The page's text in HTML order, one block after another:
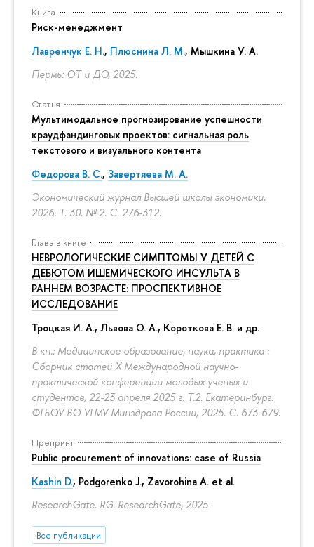
Книга
Риск-менеджмент
Лавренчук Е. Н., Плюснина Л. М., Мышкина У. А.
Пермь: ОТ и ДО, 2025.
Статья
Мультимодальное прогнозирование успешности
краудфандинговых проектов: сигнальная роль
текстового и визуального контента
Федорова В. С., Завертяева М. А.
Экономический журнал Высшей школы экономики.
2026. Т. 30. № 2. С. 276-312.
Глава в книге
НЕВРОЛОГИЧЕСКИЕ СИМПТОМЫ У ДЕТЕЙ С
ДЕБЮТОМ ИШЕМИЧЕСКОГО ИНСУЛЬТА В
РАННЕМ ВОЗРАСТЕ: ПРОСПЕКТИВНОЕ
ИССЛЕДОВАНИЕ
Троцкая И. А., Львова О. А., Короткова Е. В. и др.
В кн.: Медицинское образование, наука, практика :
Сборник статей X Международной научно-
практической конференции молодых ученых и
студентов, 22-23 апреля 2025 г. Т.2. Екатеринбург:
ФГБОУ ВО УГМУ Минздрава России, 2025. С. 673-679.
Препринт
Public procurement of innovations: case of Russia
Kashin D., Podgorenko J., Zavorohina A. et al.
ResearchGate. RG. ResearchGate, 2025
Все публикации